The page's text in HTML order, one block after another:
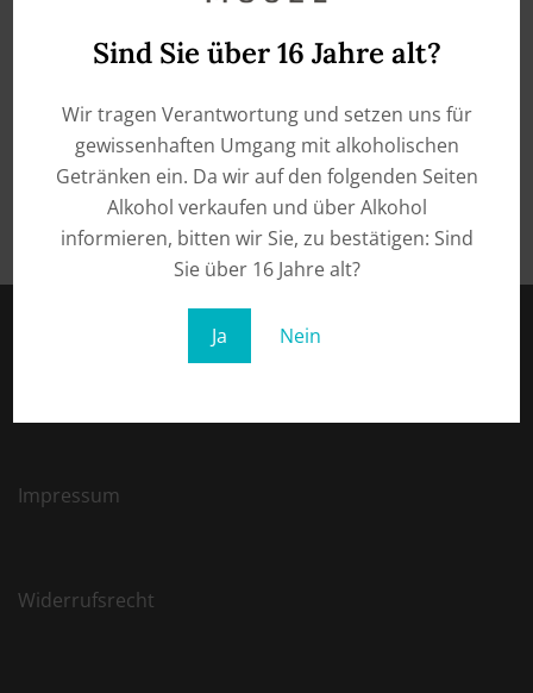
Sind Sie über 16 Jahre alt?
Wir tragen Verantwortung und setzen uns für
gewissenhaften Umgang mit alkoholischen
Getränken ein. Da wir auf den folgenden Seiten
Alkohol verkaufen und über Alkohol
informieren, bitten wir Sie, zu bestätigen: Sind
Sie über 16 Jahre alt?
Ja Nein
IN DEN WARENKORB
Impressum
Widerrufsrecht